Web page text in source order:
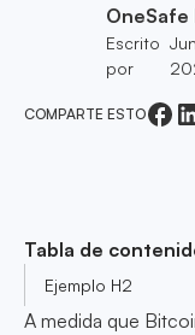
OneSafe
Escrito
por
COMPARTE ESTO
Tabla de
Ejemplo H2
A medida que